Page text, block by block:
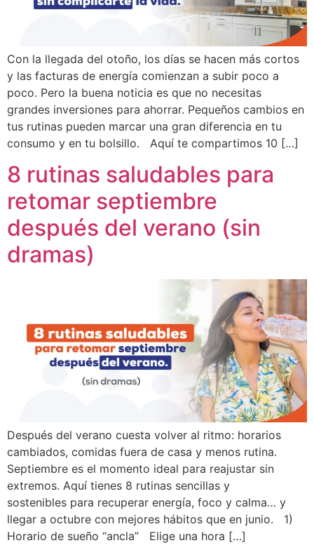
Con la llegada del otoño, los días se hacen más cortos
y las facturas de energía comienzan a subir poco a
poco. Pero la buena noticia es que no necesitas
grandes inversiones para ahorrar. Pequeños cambios en
tus rutinas pueden marcar una gran diferencia en tu
consumo y en tu bolsillo. Aquí te compartimos 10 […]
8 rutinas saludables para
retomar septiembre
después del verano (sin
dramas)
Después del verano cuesta volver al ritmo: horarios
cambiados, comidas fuera de casa y menos rutina.
Septiembre es el momento ideal para reajustar sin
extremos. Aquí tienes 8 rutinas sencillas y
sostenibles para recuperar energía, foco y calma… y
llegar a octubre con mejores hábitos que en junio. 1)
Horario de sueño “ancla” Elige una hora […]